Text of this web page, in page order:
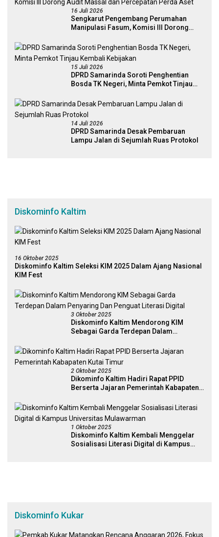
16 Juli 2026
Sengkarut Pengembang Perumahan
Manipulasi Fasum, Komisi III Dorong
15 Juli 2026
DPRD Samarinda Soroti Penghentian
Bosda TK Negeri, Minta Pemkot Tinjau
14 Juli 2026
DPRD Samarinda Desak Pembaruan
Lampu Jalan di Sejumlah Ruas Protokol
Diskominfo Kaltim
16 Oktober 2025
Diskominfo Kaltim Seleksi KIM 2025 Dalam Ajang Nasional
KIM Fest
3 Oktober 2025
Diskominfo Kaltim Mendorong KIM
Sebagai Garda Terdepan Dalam
2 Oktober 2025
Dikominfo Kaltim Hadiri Rapat PPID
Berserta Jajaran Pemerintah Kabapaten
1 Oktober 2025
Diskominfo Kaltim Kembali Menggelar
Sosialisasi Literasi Digital di Kampus
Diskominfo Kukar